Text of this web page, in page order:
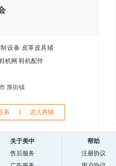
设备 皮革皮具辅
机网 鞋机配件
厚街镇
系 进入商铺
关于美中
售后服务
帮助
注册协议